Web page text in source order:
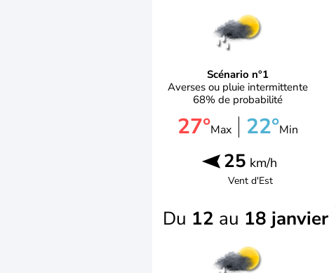
Scénario n°1
Averses ou pluie intermittente
68% de probabilité
27°Max 22°Min
25 km/h
Vent d'Est
Du 12 au 18 janvier